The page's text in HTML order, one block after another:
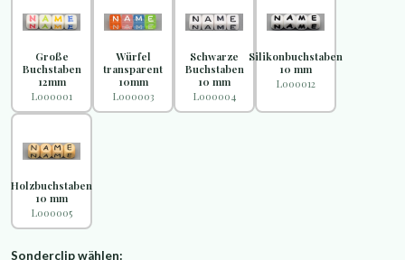
Große
Buchstaben
12mm
L000001
Würfel
transparent
10mm
L000003
Schwarze
Buchstaben
10 mm
L000004
Silikonbuchstaben
10 mm
L000012
Holzbuchstaben
10 mm
L000005
Sonderclip wählen: